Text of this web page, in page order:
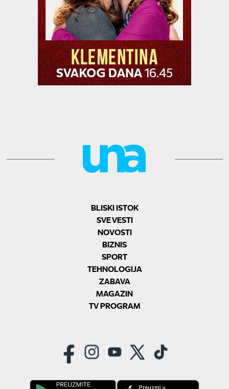
BLISKI ISTOK
SVE VESTI
NOVOSTI
BIZNIS
SPORT
TEHNOLOGIJA
ZABAVA
MAGAZIN
TV PROGRAM